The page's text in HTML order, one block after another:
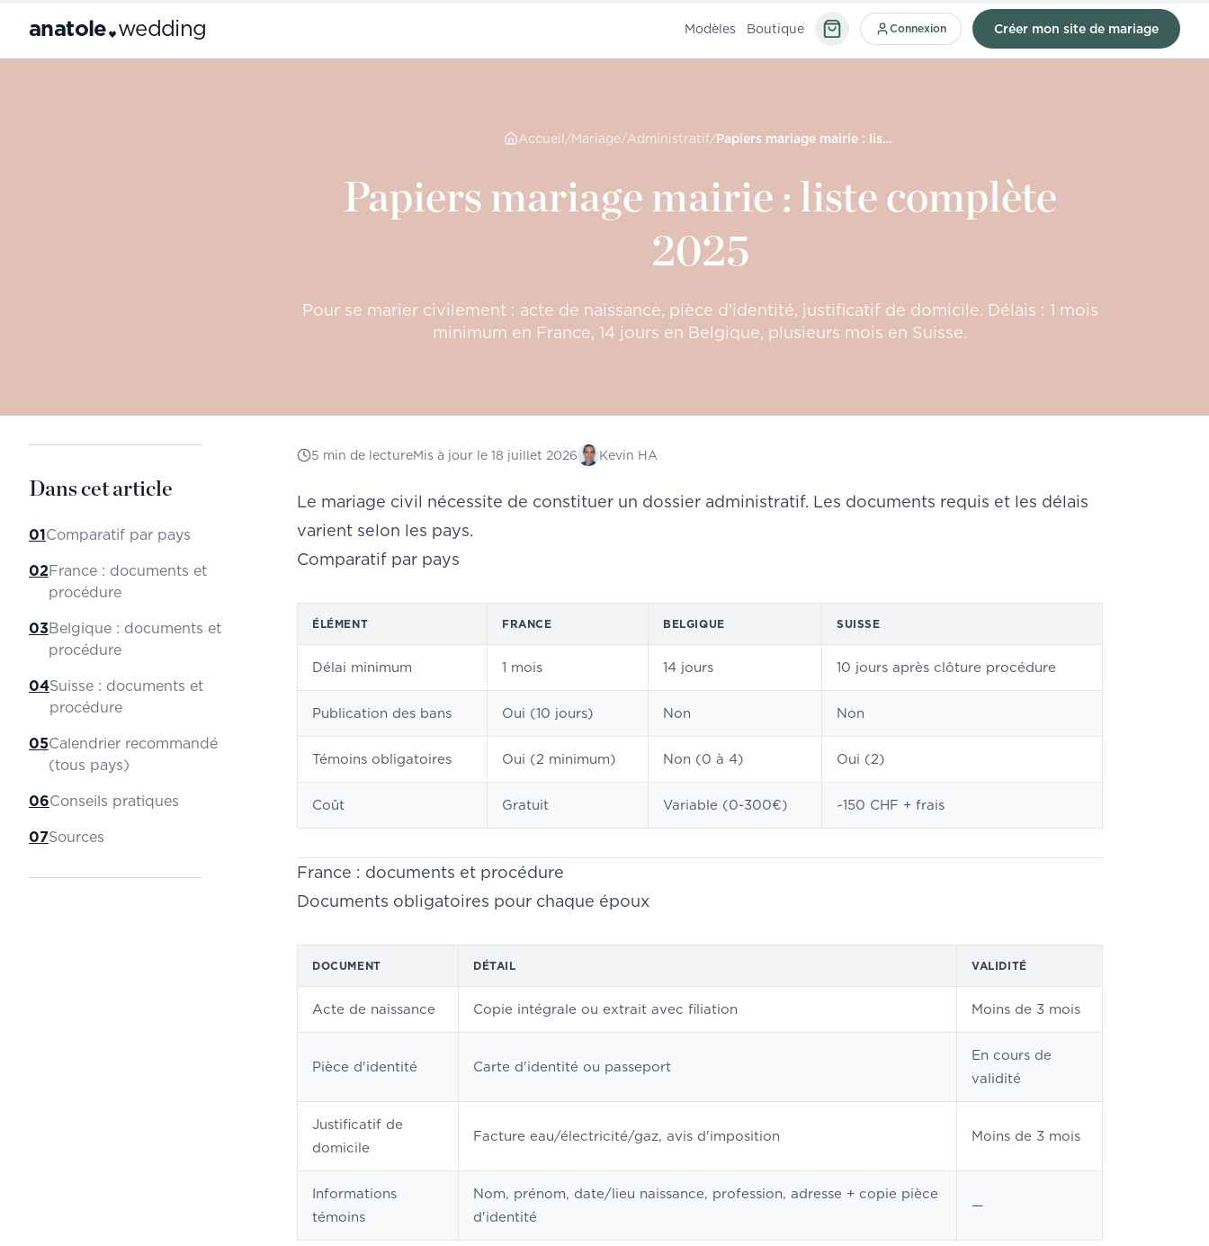
anatole wedding Modèles Boutique Connexion Créer mon site de mariage
Accueil/Mariage/Administratif/ Papiers mariage mairie : liste complète 2025
Papiers mariage mairie : liste complète
2025
Pour se marier civilement : acte de naissance, pièce d'identité, justificatif de domicile. Délais : 1 mois
minimum en France, 14 jours en Belgique, plusieurs mois en Suisse.
Dans cet article
01Comparatif par pays
02France : documents et
procédure
03Belgique : documents et
procédure
04Suisse : documents et
procédure
05Calendrier recommandé
(tous pays)
06Conseils pratiques
07Sources
5 min de lectureMis à jour le 18 juillet 2026 Kevin HA
Le mariage civil nécessite de constituer un dossier administratif. Les documents requis et les délais
varient selon les pays.
Comparatif par pays
ÉLÉMENT FRANCE BELGIQUE SUISSE
Délai minimum 1 mois 14 jours 10 jours après clôture procédure
Publication des bans Oui (10 jours) Non Non
Témoins obligatoires Oui (2 minimum) Non (0 à 4) Oui (2)
Coût Gratuit Variable (0-300€) ~150 CHF + frais
France : documents et procédure
Documents obligatoires pour chaque époux
DOCUMENT DÉTAIL VALIDITÉ
Acte de naissance Copie intégrale ou extrait avec filiation Moins de 3 mois
Pièce d'identité Carte d'identité ou passeport
En cours de
validité
Justificatif de
domicile
Facture eau/électricité/gaz, avis d'imposition Moins de 3 mois
Informations
témoins
Nom, prénom, date/lieu naissance, profession, adresse + copie pièce
d'identité
—